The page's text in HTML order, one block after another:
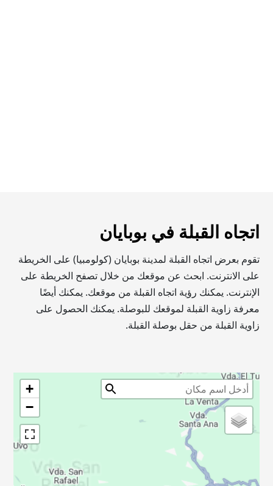
اتجاه القبلة في بوبايان
تقوم بعرض اتجاه القبلة لمدينة بوبايان (كولومبيا) على الخريطة
على الانترنت. ابحث عن موقعك من خلال تصفح الخريطة على
الإنترنت. يمكنك رؤية اتجاه القبلة من موقعك. يمكنك أيضًا
معرفة زاوية القبلة لموقعك للبوصلة. يمكنك الحصول على
زاوية القبلة من حقل بوصلة القبلة.
+
−